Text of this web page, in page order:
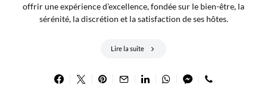
offrir une expérience d’excellence, fondée sur le bien-être, la
sérénité, la discrétion et la satisfaction de ses hôtes.
Lire la suite